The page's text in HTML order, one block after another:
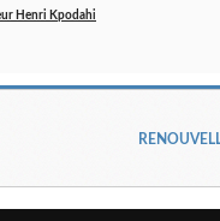
Henri Kpodahi